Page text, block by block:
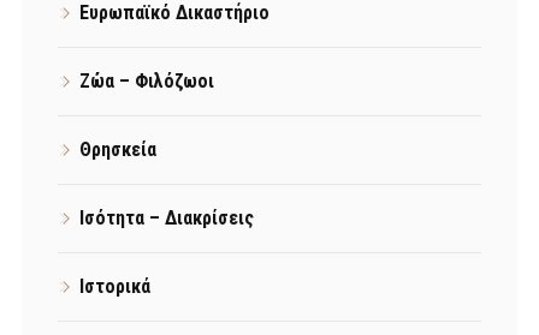
Ευρωπαϊκό Δικαστήριο
Ζώα – Φιλόζωοι
Θρησκεία
Ισότητα – Διακρίσεις
Ιστορικά